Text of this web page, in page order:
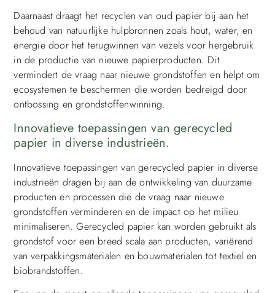
Daarnaast draagt het recyclen van oud papier bij aan het
behoud van natuurlijke hulpbronnen zoals hout, water, en
energie door het terugwinnen van vezels voor hergebruik
in de productie van nieuwe papierproducten. Dit
vermindert de vraag naar nieuwe grondstoffen en helpt om
ecosystemen te beschermen die worden bedreigd door
ontbossing en grondstoffenwinning.
Innovatieve toepassingen van gerecycled
papier in diverse industrieën.
Innovatieve toepassingen van gerecycled papier in diverse
industrieën dragen bij aan de ontwikkeling van duurzame
producten en processen die de vraag naar nieuwe
grondstoffen verminderen en de impact op het milieu
minimaliseren. Gerecycled papier kan worden gebruikt als
grondstof voor een breed scala aan producten, variërend
van verpakkingsmaterialen en bouwmaterialen tot textiel en
biobrandstoffen.